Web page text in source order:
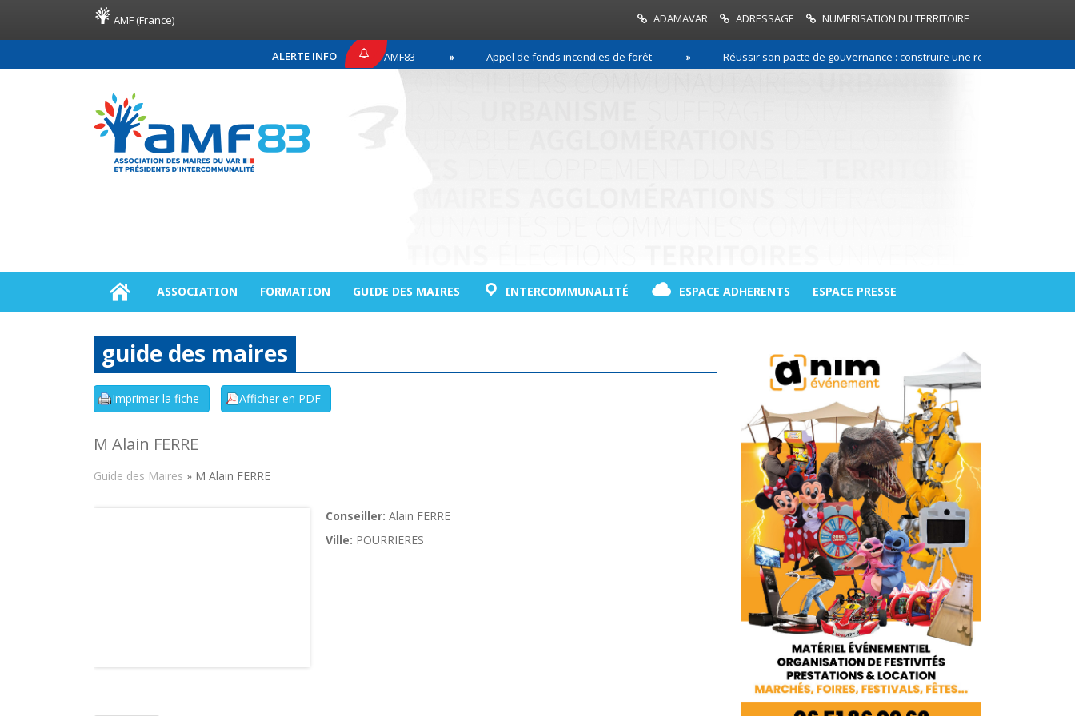
AMF (France) ADAMAVAR ADRESSAGE NUMERISATION DU TERRITOIRE
ALERTE INFO
COMMUNIQUÉ DE PRESSE AMF83 Appel de fonds incendies de forêt Réussir son pacte de gouvernance : construire une relation de confiance entre
ASSOCIATION FORMATION GUIDE DES MAIRES INTERCOMMUNALITÉ ESPACE ADHERENTS ESPACE PRESSE
guide des maires
M Alain FERRE
Guide des Maires » M Alain FERRE
Conseiller: Alain FERRE
Ville: POURRIERES